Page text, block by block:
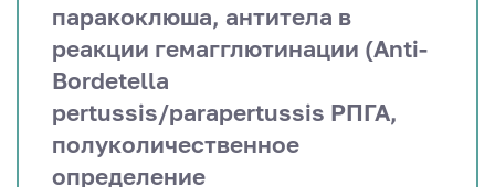
паракоклюша, антитела в
реакции гемагглютинации (Anti-
Bordetella
pertussis/parapertussis РПГА,
полуколичественное
определение